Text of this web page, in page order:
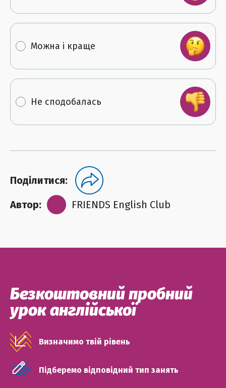
Можна і краще
Не сподобалась
Поділитися:
Автор:
FRIENDS English Club
Безкоштовний пробний
урок англійської
Визначимо твій рівень
Підберемо відповідний тип занять